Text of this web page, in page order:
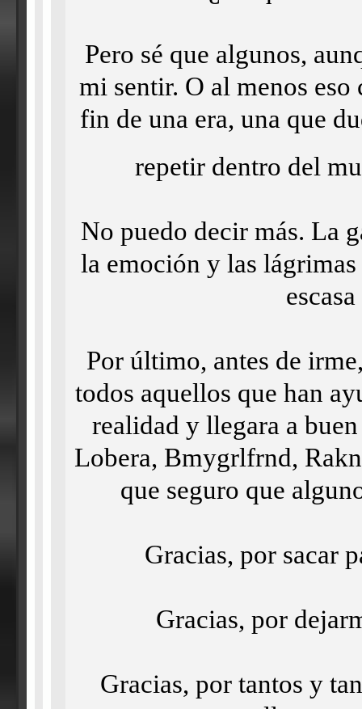
Pero sé que algunos,
mi sentir. O al menos eso
fin de una era, una que
repetir dentro del
No puedo decir más. La
la emoción y las
Por último, antes de
todos aquellos que han
realidad y llegara a
Lobera, Bmygrlfrnd,
que seguro que
Gracias, por sacar
Gracias, por
Gracias, por tantos y